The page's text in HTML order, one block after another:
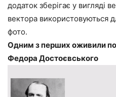
додаток зберігає у вигляді
вектора використовуються
фото.
Одним з перших оживили
Федора Достоєвського